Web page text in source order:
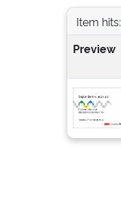
Item hits:
Preview